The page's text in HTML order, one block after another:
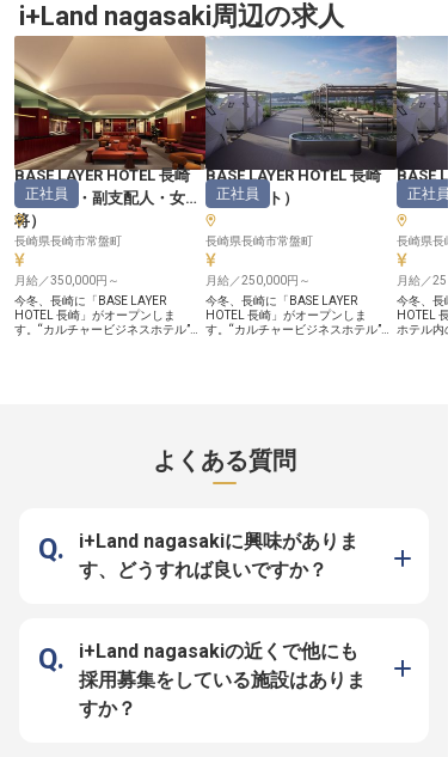
一言や何気ないおすすめが、旅の記
憶を大きく変えることがあります。
長崎の食、街歩き、カルチャー、夜
のローカルな楽しみ方まで、自分の
言葉で届けられる面白さがありま
す。 【長崎らしいホテル体験を、
接客から形にできる】 卓袱料理や
ちゃんぽん、そのぎ茶、波佐見焼、
ローカルな飲食店、夜のスナック文
化など、長崎だからこその要素を、
ゲストとの会話や案内の中でどう届
けるか。マニュアル通りではなく、
自分の感性や言葉を活かして体験価
値をつくっていけます。 【働く環
境のポイント】 ・月給25万円～35
万円（45時間分の固定残業代を含
む） ・年間休日112日／月9日休み
・産休・育休の取得実績あり（女性
の取得率100%） ・社割で自社運営
のレストラン・ホテルを社員価格で
利用可能 ・今冬開業のオープニン
グポジション
サービスで、お客様に安らぎの時間
を提供しています。 フロント業務
では、チェックイン・チェックアウ
トはもちろん、観光案内を通じて長
崎の魅力を発信。 夜には名物の夜
鳴きそばで、旅の疲れを癒やすお手
伝いも。 お客様一人ひとりの心に
寄り添い、記憶に残る滞在を演出す
る、そんな温かいおもてなしを一緒
に創り上げていきませんか。 あな
たの笑顔と気配りが、お客様の旅を
より豊かなものにします。 ーー
【安心して長く働ける、成長を支え
る環境】 当施設では、社員が安心
して長く活躍できるよう、充実した
サポート体制を整えています。 住
居の移動を伴う転勤の際には、寮や
借上げ社宅をご用意し、新生活を応
援。 資格取得支援制度でスキルア
ップも後押しします。 三交代シフ
ト制で無理なく働きながら、接客経
験を活かし、お客様に最高のサービ
スを提供してください。 チームワ
ークを大切にし、お互いを尊重し合
でなく、
もらう
目指しま
i+Land nagasaki周辺の求人
BASE LAYER HOTEL 長崎
（支配人・副支配人・女
将）
正社員
長崎県長崎市常盤町
月給／350,000円～
今冬、長崎に「BASE LAYER
HOTEL 長崎」がオープンしま
す。“カルチャービジネスホテル”を
ッフの動きに落とし込んでいくポジ
ための土台をつくる役割です。出来
上がった仕組みに入るのではなく、
これからの運営を自分たちでつくっ
・産休・育休の取得実績あり（女性
の取得率100%） ・社割で自社運営
のレストラン・ホテルを社員価格で
利用可能 ・今冬開業のオープニン
グポジション
BASE LAYER HOTEL 長崎
（フロント ）
正社員
長崎県長崎市常盤町
月給／250,000円～
今冬、長崎に「BASE LAYER
HOTEL 長崎」がオープンしま
す。“カルチャービジネスホテル”を
のローカルな楽しみ方まで、自分の
言葉で届けられる面白さがありま
す。 【長崎らしいホテル体験を、
ローカルな飲食店、夜のスナック文
化など、長崎だからこその要素を、
ゲストとの会話や案内の中でどう届
けるか。マニュアル通りではなく、
む） ・年間休日112日／月9日休み
・産休・育休の取得実績あり（女性
の取得率100%） ・社割で自社運営
のレストラン・ホテルを社員価格で
BASE
（レス
正社員
長崎県長
月給／
今冬、長
HOTEL
ホテル内
ームでつ
9日休み
シフト制
よくある質問
i+Land nagasakiに興味がありま
す、どうすれば良いですか？
i+Land nagasakiの近くで他にも
採用募集をしている施設はありま
すか？